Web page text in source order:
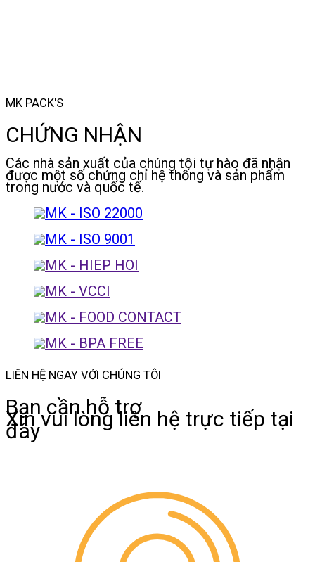
MK PACK'S
CHỨNG NHẬN
Các nhà sản xuất của chúng tôi tự hào đã nhận
được một số chứng chỉ hệ thống và sản phẩm
trong nước và quốc tế.
LIÊN HỆ NGAY VỚI CHÚNG TÔI
Bạn cần hỗ trợ
Xin vui lòng liên hệ trực tiếp tại
đây